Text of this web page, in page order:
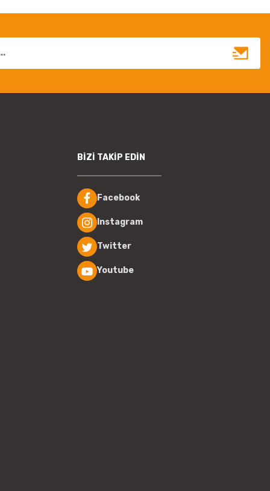
BİZİ TAKİP EDİN
Facebook
Instagram
Twitter
Youtube